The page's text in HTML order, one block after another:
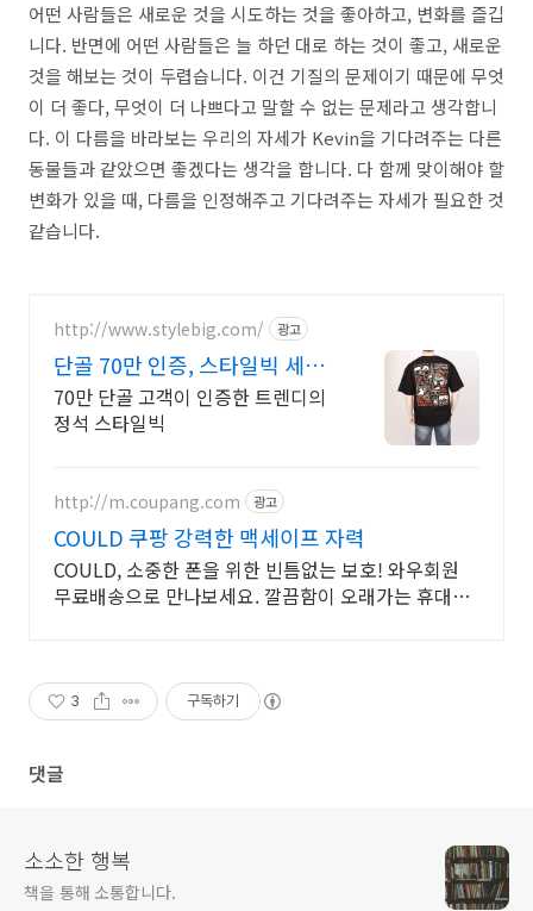
어떤 사람들은 새로운 것을 시도하는 것을 좋아하고, 변화를 즐깁
니다. 반면에 어떤 사람들은 늘 하던 대로 하는 것이 좋고, 새로운
것을 해보는 것이 두렵습니다. 이건 기질의 문제이기 때문에 무엇
이 더 좋다, 무엇이 더 나쁘다고 말할 수 없는 문제라고 생각합니
다. 이 다름을 바라보는 우리의 자세가 Kevin을 기다려주는 다른
동물들과 같았으면 좋겠다는 생각을 합니다. 다 함께 맞이해야 할
변화가 있을 때, 다름을 인정해주고 기다려주는 자세가 필요한 것
같습니다.
http://www.stylebig.com/ 광고
단골 70만 인증, 스타일빅 세련
된 빅사이즈 아이템 명소
70만 단골 고객이 인증한 트렌디의
정석 스타일빅
http://m.coupang.com 광고
COULD 쿠팡 강력한 맥세이프 자력
COULD, 소중한 폰을 위한 빈틈없는 보호! 와우회원
무료배송으로 만나보세요. 깔끔함이 오래가는 휴대폰
3 구독하기
댓글
소소한 행복
책을 통해 소통합니다.